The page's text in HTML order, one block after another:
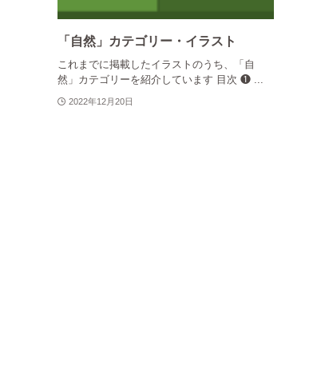
「自然」カテゴリー・イラスト
これまでに掲載したイラストのうち、「自
然」カテゴリーを紹介しています 目次 ❶ ...
2022年12月20日